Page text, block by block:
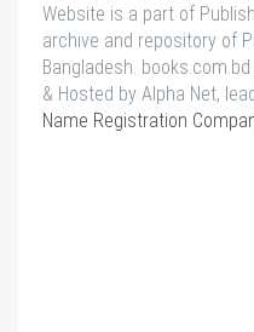
Website is a part of
archive and repository of
Bangladesh.
& Hosted by Alpha Net,
Name Registration